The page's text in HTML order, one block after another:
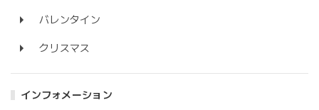
バレンタイン
クリスマス
インフォメーション